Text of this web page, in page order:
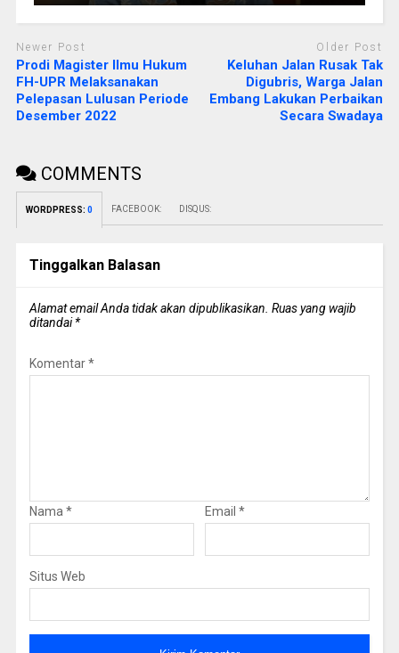
Newer Post
Prodi Magister Ilmu Hukum
FH-UPR Melaksanakan
Pelepasan Lulusan Periode
Desember 2022
Older Post
Keluhan Jalan Rusak Tak
Digubris, Warga Jalan
Embang Lakukan Perbaikan
Secara Swadaya
COMMENTS
WORDPRESS: 0 FACEBOOK: DISQUS:
Tinggalkan Balasan
Alamat email Anda tidak akan dipublikasikan. Ruas yang wajib
ditandai*
Komentar*
Nama* Email *
Situs Web